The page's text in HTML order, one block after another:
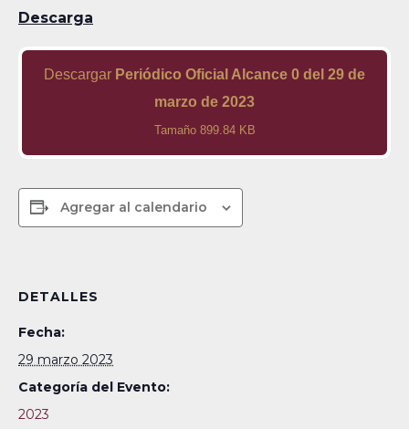
Descarga
Descargar Periódico Oficial Alcance 0 del 29 de
marzo de 2023
Tamaño 899.84 KB
Agregar al calendario
DETALLES
Fecha:
29 marzo 2023
Categoría del Evento:
2023